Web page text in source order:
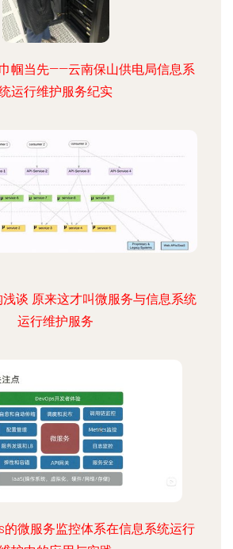
帼当先——云南保山供电局信息系
运行维护服务纪实
谈 原来这才叫微服务与信息系统
运行维护服务
的微服务监控体系在信息系统运行